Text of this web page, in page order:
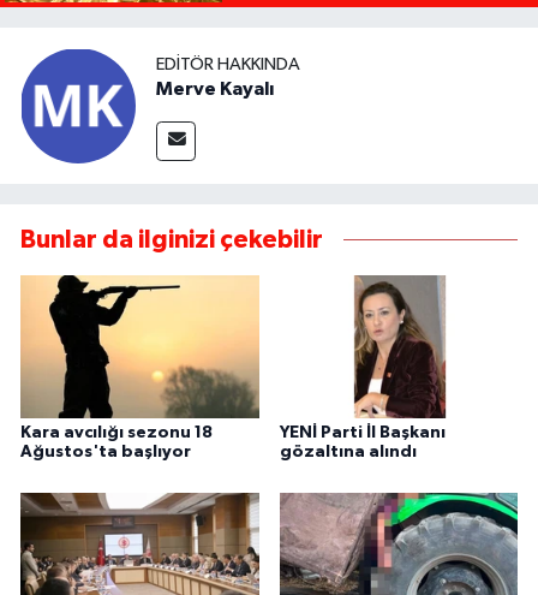
EDITÖR HAKKINDA
Merve Kayalı
Bunlar da ilginizi çekebilir
Kara avcılığı sezonu 18
Ağustos'ta başlıyor
YENİ Parti İl Başkanı
gözaltına alındı